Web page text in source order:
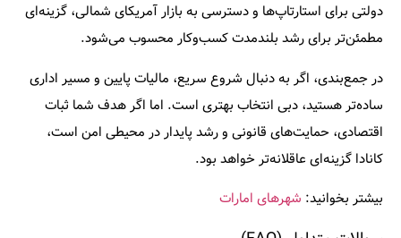
دولتی برای استارتاپ‌ها و دسترسی به بازار آمریکای شمالی، گزینه‌ای
مطمئن‌تر برای رشد بلندمدت کسب‌وکار محسوب می‌شود.
در جمع‌بندی، اگر به دنبال شروع سریع، مالیات پایین و مسیر اداری
ساده‌تر هستید، دبی انتخاب بهتری است. اما اگر هدف شما ثبات
اقتصادی، حمایت‌های قانونی و رشد پایدار در محیطی امن است،
کانادا گزینه‌ای عاقلانه‌تر خواهد بود.
بیشتر بخوانید: شهرهای امارات